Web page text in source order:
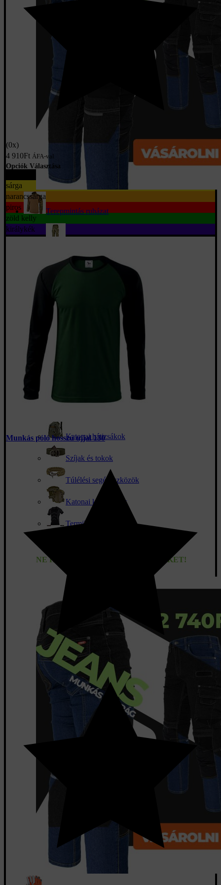
Terepmintás ruházat
Terepmintás pólók
Katonai és taktikai lábbelik
Sapkák, kalapok és csuklyák
Terepszínű mellények
Katonai hátizsákok
Szíjak és tokok
Túlélési segédeszközök
Katonai kiegészítők
Termikus fehérnemű
NE HAGYD KI AZ RENDEZVÉNYEKET!
(0x)
4 910Ft ÁFA-val
Opciók Választása
sárga
narancssárga
piros
zöld kelly
királykék
Munkás póló hosszú ujjal 130